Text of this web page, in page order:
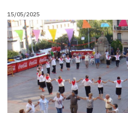
15/05/2025